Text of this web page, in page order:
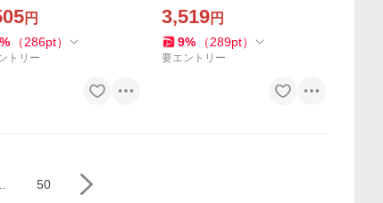
勤 20代 30代 40
円
% （286pt）
トリー
い パパ 家族 お揃いｔシャツ
半袖 父
3,519円
9% （289pt）
要エントリー
50